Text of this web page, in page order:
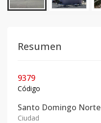
Resumen
9379
Código
Santo Domingo Norte
Ciudad